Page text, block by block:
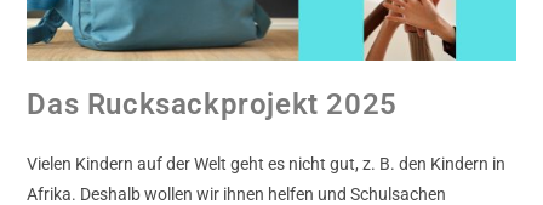
Das Rucksackprojekt 2025
Vielen Kindern auf der Welt geht es nicht gut, z. B. den Kindern in
Afrika. Deshalb wollen wir ihnen helfen und Schulsachen